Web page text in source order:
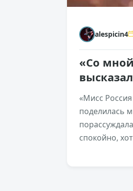
alespicin4
«Со
«Мисс
поделилась
спокойно,